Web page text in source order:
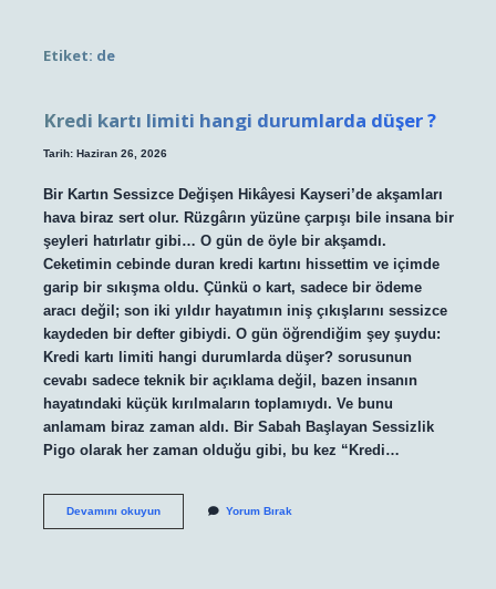
Etiket: de
Kredi kartı limiti hangi durumlarda düşer ?
Tarih: Haziran 26, 2026
Bir Kartın Sessizce Değişen Hikâyesi Kayseri’de akşamları
hava biraz sert olur. Rüzgârın yüzüne çarpışı bile insana bir
şeyleri hatırlatır gibi… O gün de öyle bir akşamdı.
Ceketimin cebinde duran kredi kartını hissettim ve içimde
garip bir sıkışma oldu. Çünkü o kart, sadece bir ödeme
aracı değil; son iki yıldır hayatımın iniş çıkışlarını sessizce
kaydeden bir defter gibiydi. O gün öğrendiğim şey şuydu:
Kredi kartı limiti hangi durumlarda düşer? sorusunun
cevabı sadece teknik bir açıklama değil, bazen insanın
hayatındaki küçük kırılmaların toplamıydı. Ve bunu
anlamam biraz zaman aldı. Bir Sabah Başlayan Sessizlik
Pigo olarak her zaman olduğu gibi, bu kez “Kredi…
Devamını okuyunKredi
Yorum Bırak